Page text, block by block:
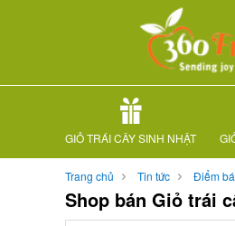
GIỎ TRÁI CÂY SINH NHẬT
Trang chủ Tin tức Điểm
Shop bán Giỏ trái